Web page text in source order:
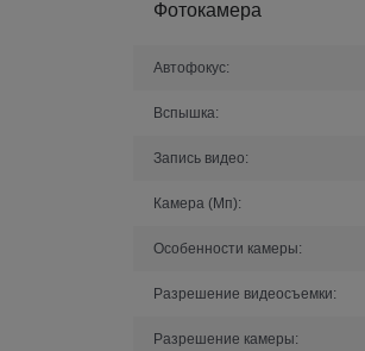
Фотокамера
Автофокус:
Вспышка:
Запись видео:
Камера (Мп):
Особенности камеры:
Разрешение видеосъемки:
Разрешение камеры: